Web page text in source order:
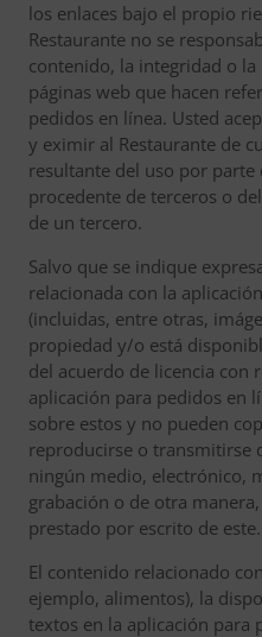
los enlaces bajo el propio
Restaurante no se
contenido, la integridad o la
páginas web que hacen
pedidos en línea. Usted
y eximir al Restaurante de
resultante del uso por
procedente de terceros o
de un tercero.
Salvo que se indique
relacionada con la
(incluidas, entre otras,
propiedad y/o está
del acuerdo de licencia con
aplicación para pedidos en
sobre estos y no pueden
reproducirse o transmitirse
ningún medio, electrónico,
grabación o de otra
prestado por escrito de este.
El contenido relacionado
ejemplo, alimentos), la
textos en la aplicación para